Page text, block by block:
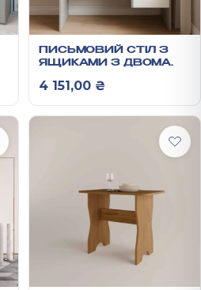
ПИСЬМОВИЙ СТІЛ З
ЯЩИКАМИ З ДВОМА
1250Х520Х750 ММ
4 151,00 ₴